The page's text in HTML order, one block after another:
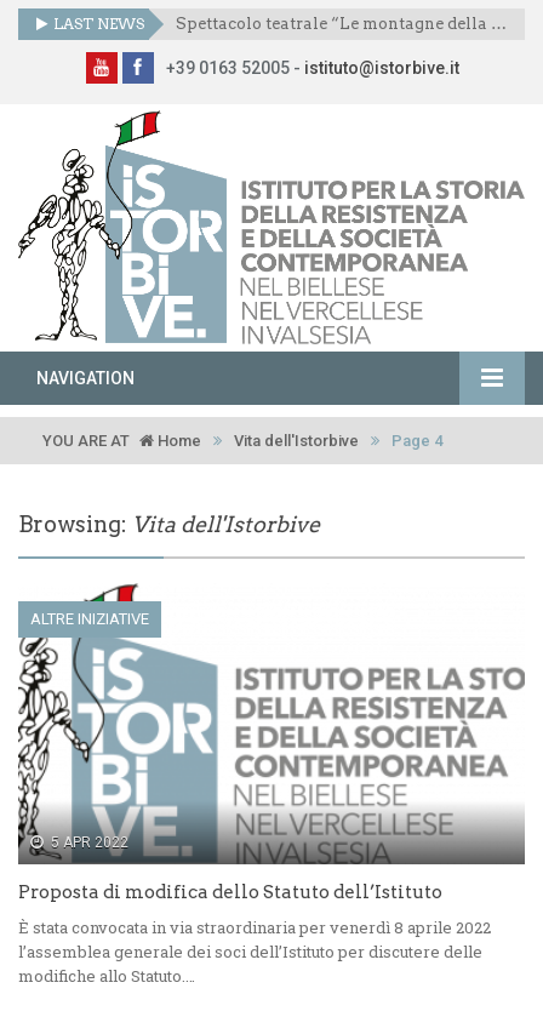
LAST NEWS Spettacolo teatrale “Le montagne della libertà”
+39 0163 52005 - istituto@istorbive.it
NAVIGATION
YOU ARE AT Home Vita dell'Istorbive Page 4
Browsing: Vita dell'Istorbive
ALTRE INIZIATIVE
5 APR 2022
Proposta di modifica dello Statuto dell’Istituto
È stata convocata in via straordinaria per venerdì 8 aprile 2022
l’assemblea generale dei soci dell’Istituto per discutere delle
modifiche allo Statuto.…